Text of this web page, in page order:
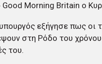
Good Morning Britain ο
εξήγησε πως οι
στη Ρόδο του χρόνου
του.